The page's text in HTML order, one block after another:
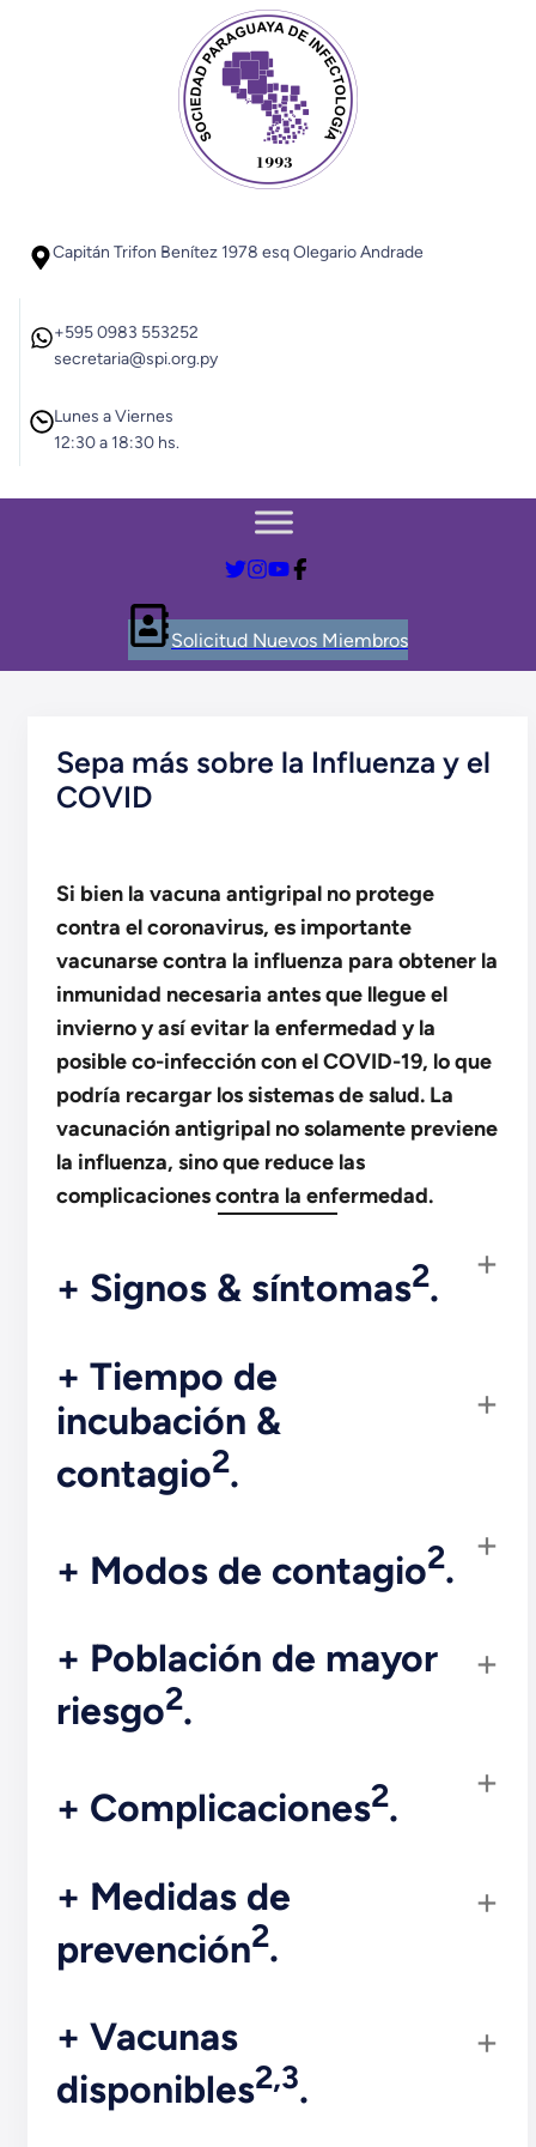
Capitán Trifon Benítez 1978 esq Olegario Andrade
+595 0983 553252
secretaria@spi.org.py
Lunes a Viernes
12:30 a 18:30 hs.
Solicitud Nuevos Miembros
Sepa más sobre la Influenza y el
COVID
Si bien la vacuna antigripal no protege
contra el coronavirus, es importante
vacunarse contra la influenza para obtener la
inmunidad necesaria antes que llegue el
invierno y así evitar la enfermedad y la
posible co-infección con el COVID-19, lo que
podría recargar los sistemas de salud. La
vacunación antigripal no solamente previene
la influenza, sino que reduce las
complicaciones contra la enfermedad.
+ Signos & síntomas2.
+ Tiempo de
incubación &
contagio2.
+ Modos de contagio2.
+ Población de mayor
riesgo2.
+ Complicaciones2.
+ Medidas de
prevención2.
+ Vacunas
disponibles2,3.